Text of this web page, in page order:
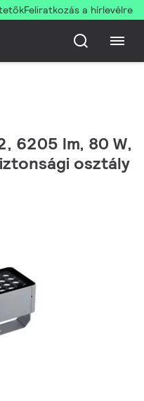
Feliratkozás a hírlevélre
6205 lm, 80 W,
osztály